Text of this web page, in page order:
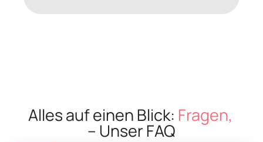
Alles auf einen Blick: Fragen,
– Unser FAQ